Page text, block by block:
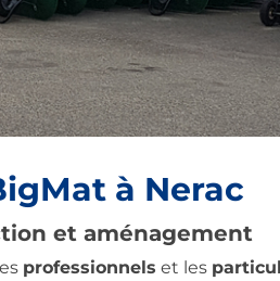
à Nerac
et aménagement
professionnels et les